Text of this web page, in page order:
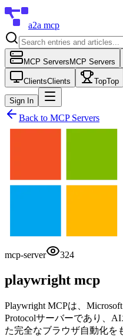
a2a mcp
MCP Servers MCP Servers
ClientsClients TopTop
Sign In
Back to MCP Servers
mcp-server 324
playwright mcp
Playwright MCPは、
Protocolサーバーであり、
た完全なブラウザ自動化を